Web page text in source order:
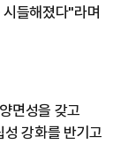
들해졌다"라며
면성을 갖고
강화를 반기고